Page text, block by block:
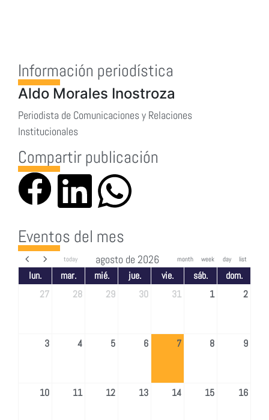
Información periodística
Aldo Morales Inostroza
Periodista de Comunicaciones y Relaciones
Institucionales
Compartir publicación
Eventos del mes
today agosto de 2026 month week day list
lun. mar. mié. jue. vie. sáb.
dom.
27
28 29 30 31 1 2
3 4 5 6 7 8 9
10 11 12 13 14 15 16